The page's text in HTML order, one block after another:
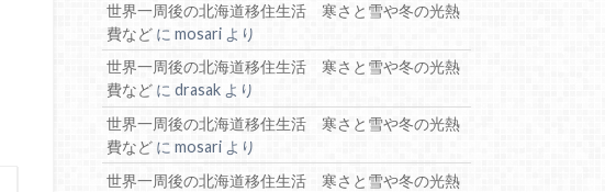
世界一周後の北海道移住生活 寒さと雪や冬の光熱
費など にmosari より
世界一周後の北海道移住生活 寒さと雪や冬の光熱
費など にdrasak より
世界一周後の北海道移住生活 寒さと雪や冬の光熱
費など にmosari より
世界一周後の北海道移住生活 寒さと雪や冬の光熱